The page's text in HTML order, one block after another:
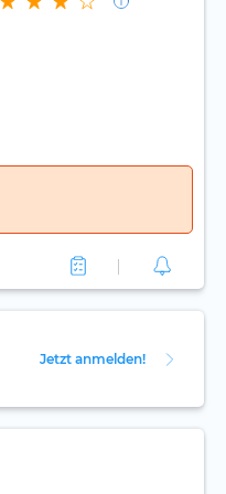
Jetzt anmelden!